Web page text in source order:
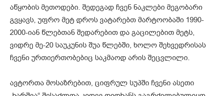
აწყობის მეთოდები. შედეგად ჩვენ ნაკლები მეგობარი
გვყავს, უფრო მეტ დროს ვატარებთ მარტოობაში 1990-
2000-იან წლებთან შედარებით და გაცილებით მეტს,
ვიდრე მე-20 საუკუნის შუა წლებში, ხოლო შეხვედრისას
ჩვენი ურთიერთობებიც საკმაოდ არის შეცვლილი.
ავტორთა მოსაზრებით, ციფრულ სუპში ჩვენი ასეთი